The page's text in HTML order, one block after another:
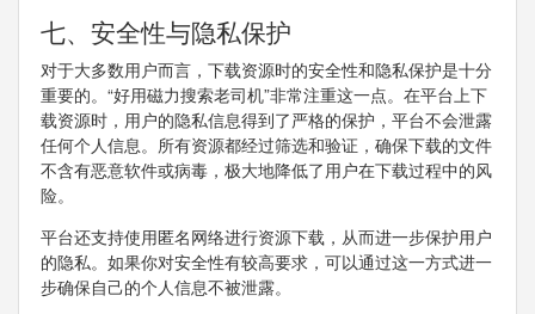
七、安全性与隐私保护
对于大多数用户而言，下载资源时的安全性和隐私保护是十分
重要的。“好用磁力搜索老司机”非常注重这一点。在平台上下
载资源时，用户的隐私信息得到了严格的保护，平台不会泄露
任何个人信息。所有资源都经过筛选和验证，确保下载的文件
不含有恶意软件或病毒，极大地降低了用户在下载过程中的风
险。
平台还支持使用匿名网络进行资源下载，从而进一步保护用户
的隐私。如果你对安全性有较高要求，可以通过这一方式进一
步确保自己的个人信息不被泄露。